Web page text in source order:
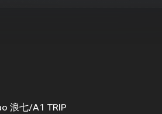
浪七/A1 TRIP